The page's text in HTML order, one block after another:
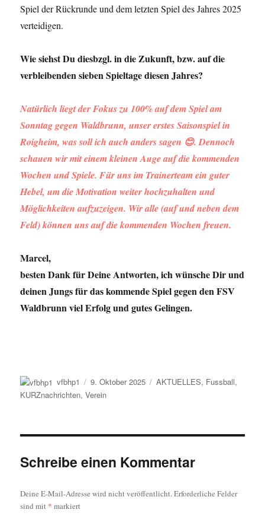
Spiel der Rückrunde und dem letzten Spiel des Jahres 2025
verteidigen.
Wie siehst Du diesbzgl. in die Zukunft, bzw. auf die
verbleibenden sieben Spieltage diesen Jahres?
Natürlich liegt der Fokus zu 100% auf dem Spiel am
Sonntag gegen Waldbrunn, unser erstes Saisonspiel in
Roigheim, was soll ich auch anders sagen 😊. Dennoch
schauen wir mit einem kleinen Auge auf die kommenden
Wochen und Spiele. Für uns im Trainerteam ein guter
Hebel, um die Motivation weiter hochzuhalten und
Möglichkeiten aufzuzeigen. Wir alle (auf und neben dem
Feld) können uns auf die kommenden Wochen freuen.
Marcel,
besten Dank für Deine Antworten, ich wünsche Dir und
deinen Jungs für das kommende Spiel gegen den FSV
Waldbrunn viel Erfolg und gutes Gelingen.
Autor
vfbhp1
Veröffentlicht
am
9. Oktober 2025 Kategorien
AKTUELLES, Fussball,
KURZnachrichten,Verein
Schreibe einen Kommentar
Deine E-Mail-Adresse wird nicht veröffentlicht.Erforderliche Felder
sind mit * markiert